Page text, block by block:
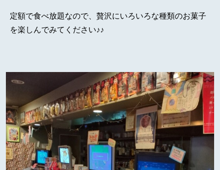
定額で食べ放題なので、贅沢にいろいろな種類のお菓子
を楽しんでみてください♪♪